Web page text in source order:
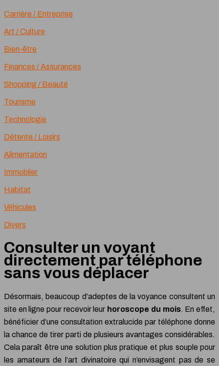
Carrière / Entreprise
Art / Culture
Bien-être
Finances / Assurances
Shopping / Beauté
Tourisme
Technologie
Détente / Loisirs
Alimentation
Immobiler
Habitat
Véhicules
Divers
Consulter un voyant
directement par téléphone
sans vous déplacer
Désormais, beaucoup d’adeptes de la voyance consultent un
site en ligne pour recevoir leur horoscope du mois. En effet,
bénéficier d’une consultation extralucide par téléphone donne
la chance de tirer parti de plusieurs avantages considérables.
Cela paraît être une solution plus pratique et plus souple pour
les amateurs de l’art divinatoire qui n’envisagent pas de se